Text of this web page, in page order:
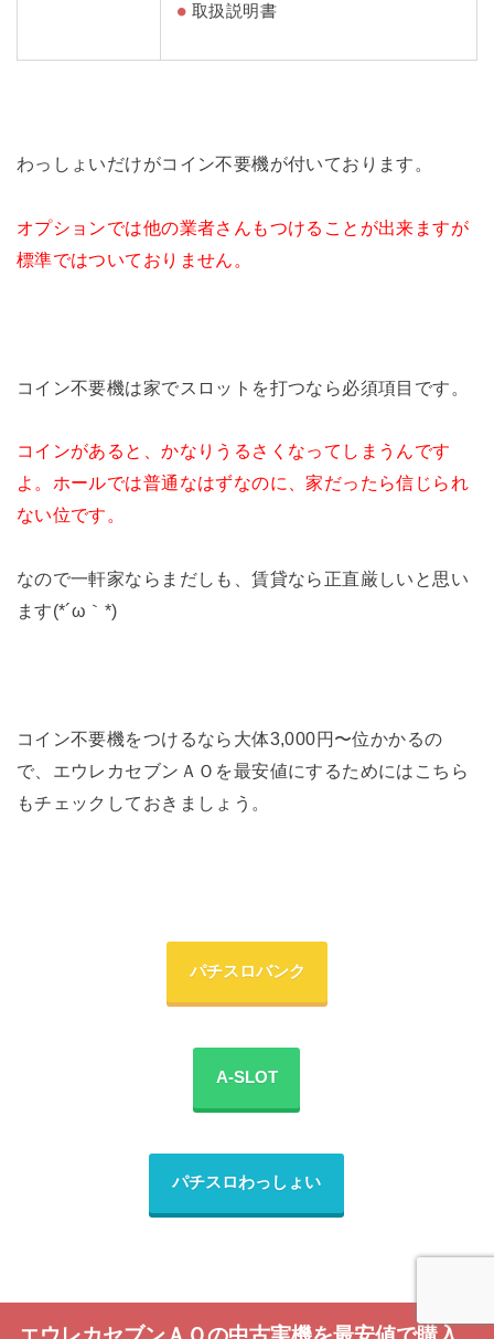
取扱説明書
わっしょいだけがコイン不要機が付いております。
オプションでは他の業者さんもつけることが出来ますが
標準ではついておりません。
コイン不要機は家でスロットを打つなら必須項目です。
コインがあると、かなりうるさくなってしまうんです
よ。ホールでは普通なはずなのに、家だったら信じられ
ない位です。
なので一軒家ならまだしも、賃貸なら正直厳しいと思い
ます(*´ω｀*)
コイン不要機をつけるなら大体3,000円〜位かかるの
で、エウレカセブンＡＯを最安値にするためにはこちら
もチェックしておきましょう。
パチスロバンク
A-SLOT
パチスロわっしょい